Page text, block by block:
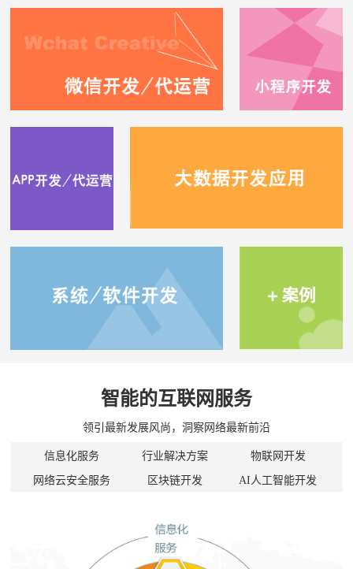
智能的互联网服务
领引最新发展风尚，洞察网络最新前沿
信息化服务 行业解决方案 物联网开发
网络云安全服务 区块链开发 AI人工智能开发